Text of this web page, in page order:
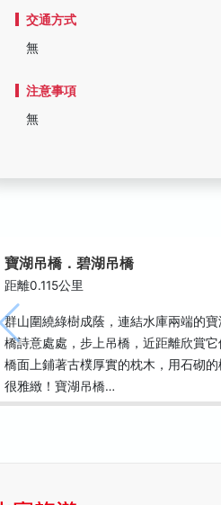
交通方式
無
注意事項
無
寶湖吊橋．碧湖吊橋
距離0.115公里
群山圍繞綠樹成蔭，連結水庫兩端的寶
橋詩意處處，步上吊橋，近距離欣賞它
橋面上鋪著古樸厚實的枕木，用石砌
很雅緻！寶湖吊橋…